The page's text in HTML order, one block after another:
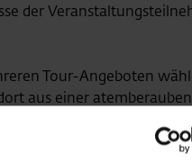
der
Tour-Angeboten
aus einer
A380-Tour wird das
die Einsatzzentrale der